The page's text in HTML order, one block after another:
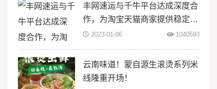
丰网速运与千牛平台达成深度合
作，为淘宝天猫商家提供稳定物
流服务
2023-01-06 1040593
云南味道！蒙自源生滚烫系列米
线隆重开场！